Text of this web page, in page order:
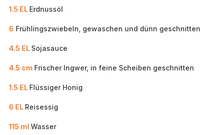
1.5 EL Erdnussöl
6 Frühlingszwiebeln, gewaschen und dünn geschnitten
4.5 EL Sojasauce
4.5 cm Frischer Ingwer, in feine Scheiben geschnitten
1.5 EL Flüssiger Honig
6 EL Reisessig
115 ml Wasser